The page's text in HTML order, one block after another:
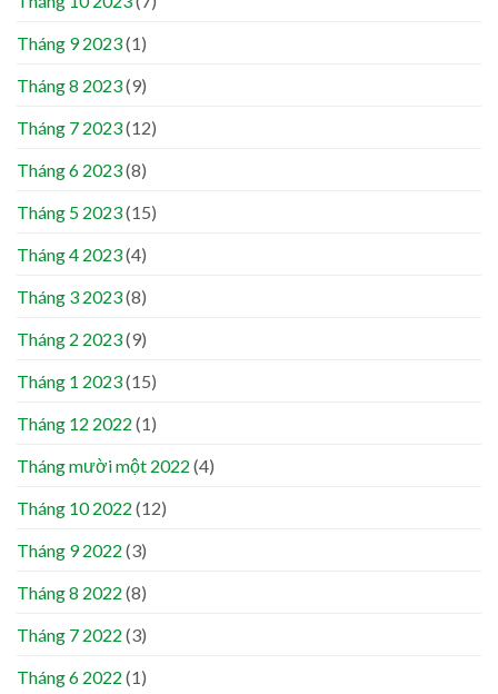
Tháng 9 2023(1)
Tháng 8 2023(9)
Tháng 7 2023(12)
Tháng 6 2023(8)
Tháng 5 2023(15)
Tháng 4 2023(4)
Tháng 3 2023(8)
Tháng 2 2023(9)
Tháng 1 2023(15)
Tháng 12 2022 (1)
Tháng mười một 2022 (4)
Tháng 10 2022 (12)
Tháng 9 2022 (3)
Tháng 8 2022 (8)
Tháng 7 2022 (3)
Tháng 6 2022 (1)